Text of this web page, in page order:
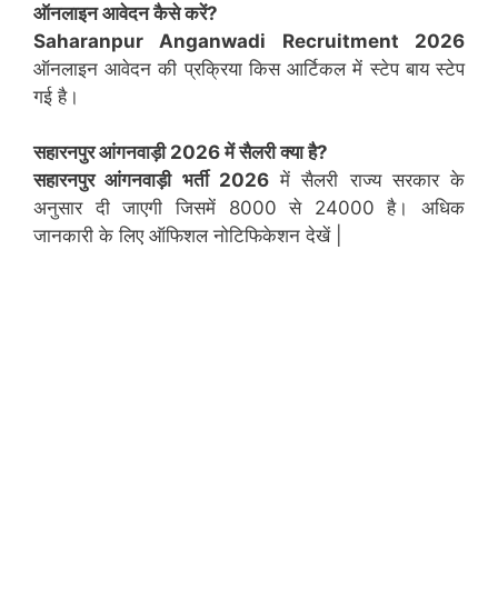
ऑनलाइन आवेदन कैसे करें?
Saharanpur Anganwadi Recruitment 2026
ऑनलाइन आवेदन की प्रक्रिया किस आर्टिकल में स्टेप बाय स्टेप
गई है।
सहारनपुरआंगनवाड़ी 2026 में सैलरी क्या है?
सहारनपुरआंगनवाड़ी भर्ती 2026में सैलरी राज्य सरकार के
अनुसार दी जाएगी जिसमें 8000 से 24000 है। अधिक
जानकारी के लिए ऑफिशल नोटिफिकेशन देखें |